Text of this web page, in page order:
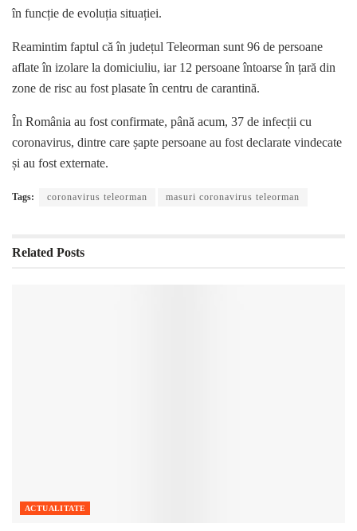
în funcție de evoluția situației.
Reamintim faptul că în județul Teleorman sunt 96 de persoane
aflate în izolare la domiciuliu, iar 12 persoane întoarse în țară din
zone de risc au fost plasate în centru de carantină.
În România au fost confirmate, până acum, 37 de infecții cu
coronavirus, dintre care șapte persoane au fost declarate vindecate
și au fost externate.
Tags: coronavirus teleorman masuri coronavirus teleorman
Related Posts
ACTUALITATE